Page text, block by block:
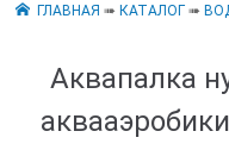
ГЛАВНАЯ ➠КАТАЛОГ ➠
Аквапалка